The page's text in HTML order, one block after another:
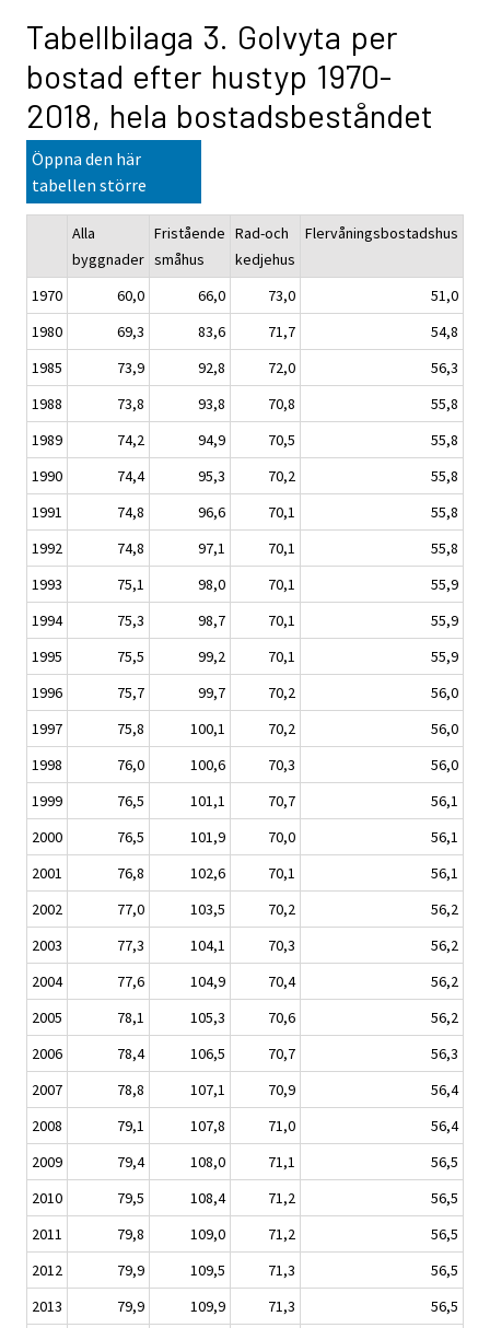
Tabellbilaga 3. Golvyta per
bostad efter hustyp 1970-
2018, hela bostadsbeståndet
Öppna den här
tabellen större
Alla
byggnader
Fristående
småhus
Rad-och
kedjehus
Flervåningsbostadshus
1970
60,0 66,0 73,0
51,0
1980
69,3 83,6 71,7
54,8
1985
73,9 92,8 72,0
56,3
1988
73,8 93,8 70,8
55,8
1989
74,2 94,9 70,5
55,8
1990
74,4 95,3 70,2
55,8
1991
74,8 96,6 70,1
55,8
1992
74,8 97,1 70,1
55,8
1993
75,1 98,0 70,1
55,9
1994
75,3 98,7 70,1
55,9
1995
75,5 99,2 70,1
55,9
1996
75,7 99,7 70,2
56,0
1997
75,8 100,1 70,2
56,0
1998
76,0 100,6 70,3
56,0
1999
76,5 101,1 70,7
56,1
2000
76,5 101,9 70,0
56,1
2001
76,8 102,6 70,1
56,1
2002
77,0 103,5 70,2
56,2
2003
77,3 104,1 70,3
56,2
2004
77,6 104,9 70,4
56,2
2005
78,1 105,3 70,6
56,2
2006
78,4 106,5 70,7
56,3
2007
78,8 107,1 70,9
56,4
2008
79,1 107,8 71,0
56,4
2009
79,4 108,0 71,1
56,5
2010
79,5 108,4 71,2
56,5
2011
79,8 109,0 71,2
56,5
2012
79,9 109,5 71,3
56,5
2013
79,9 109,9 71,3
56,5